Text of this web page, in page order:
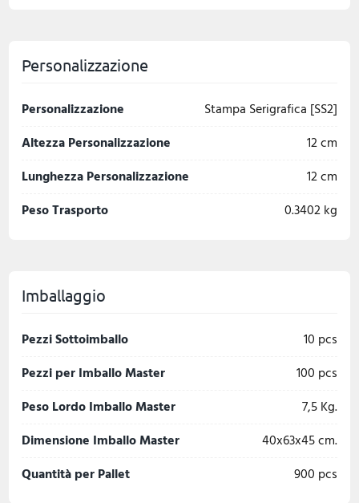
Personalizzazione
Personalizzazione
Stampa Serigrafica [SS2]
Altezza Personalizzazione
12 cm
Lunghezza Personalizzazione
12 cm
Peso Trasporto
0.3402 kg
Imballaggio
Pezzi Sottoimballo
10 pcs
Pezzi per Imballo Master
100 pcs
Peso Lordo Imballo Master
7,5 Kg.
Dimensione Imballo Master
40x63x45 cm.
Quantità per Pallet
900 pcs